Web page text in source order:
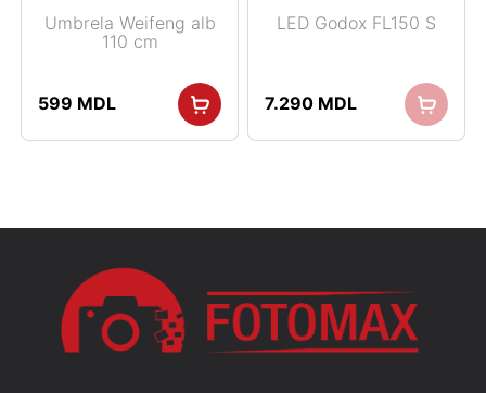
Umbrela Weifeng alb
110 cm
599 MDL
LED Godox FL150 S
7.290 MDL